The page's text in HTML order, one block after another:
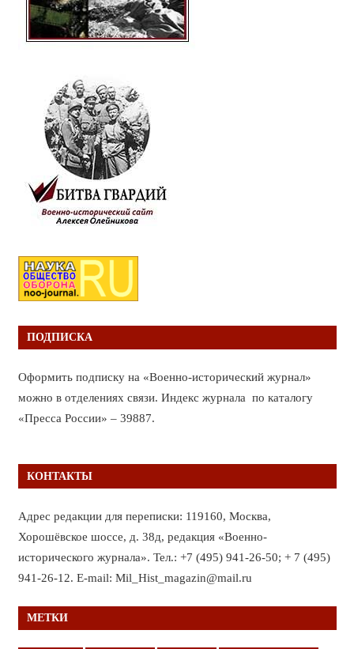
ПОДПИСКА
Оформить подписку на «Военно-исторический журнал»
можно в отделениях связи. Индекс журнала по каталогу
«Пресса России» – 39887.
КОНТАКТЫ
Адрес редакции для переписки: 119160, Москва,
Хорошёвское шоссе, д. 38д, редакция «Военно-
исторического журнала». Тел.: +7 (495) 941-26-50; + 7 (495)
941-26-12. E-mail: Mil_Hist_magazin@mail.ru
МЕТКИ